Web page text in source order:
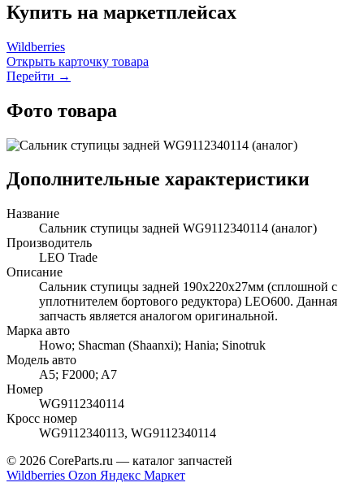
Купить на маркетплейсах
Wildberries
Открыть карточку товара
Перейти →
Фото товара
Дополнительные характеристики
Название
Сальник ступицы задней WG9112340114 (аналог)
Производитель
LEO Trade
Описание
Сальник ступицы задней 190x220x27мм (сплошной с
уплотнителем бортового редуктора) LEO600. Данная
запчасть является аналогом оригинальной.
Марка авто
Howo; Shacman (Shaanxi); Hania; Sinotruk
Модель авто
A5; F2000; A7
Номер
WG9112340114
Кросс номер
WG9112340113, WG9112340114
© 2026 CoreParts.ru — каталог запчастей
Wildberries Ozon Яндекс Маркет